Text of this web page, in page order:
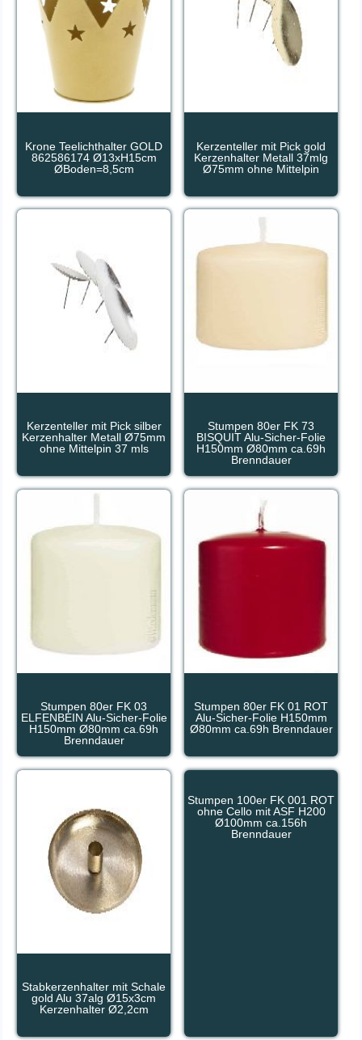
Krone Teelichthalter GOLD
862586174 Ø13xH15cm
ØBoden=8,5cm
Kerzenteller mit Pick gold
Kerzenhalter Metall 37mlg
Ø75mm ohne Mittelpin
Kerzenteller mit Pick silber
Kerzenhalter Metall Ø75mm
ohne Mittelpin 37 mls
Stumpen 80er FK 73
BISQUIT Alu-Sicher-Folie
H150mm Ø80mm ca.69h
Brenndauer
Stumpen 80er FK 03
ELFENBEIN Alu-Sicher-Folie
H150mm Ø80mm ca.69h
Brenndauer
Stumpen 80er FK 01 ROT
Alu-Sicher-Folie H150mm
Ø80mm ca.69h Brenndauer
Stabkerzenhalter mit Schale
gold Alu 37alg Ø15x3cm
Kerzenhalter Ø2,2cm
Stumpen 100er FK 001 ROT
ohne Cello mit ASF H200
Ø100mm ca.156h
Brenndauer